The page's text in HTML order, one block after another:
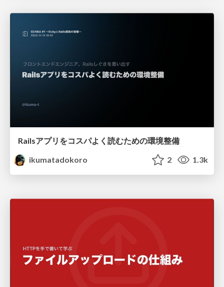
Railsアプリをコスパよく読むための環境整備
ikumatadokoro
2 1.3k